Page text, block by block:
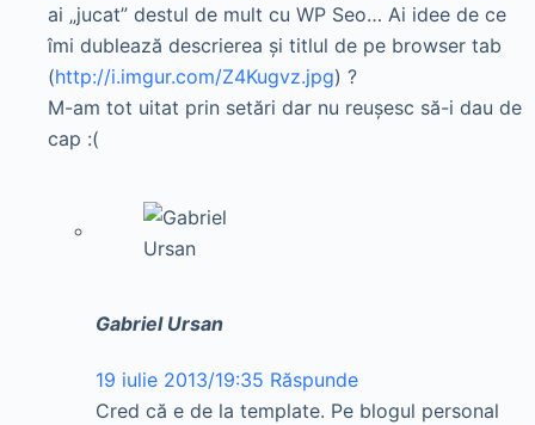
ai „jucat” destul de mult cu WP Seo… Ai idee de ce
îmi dublează descrierea și titlul de pe browser tab
(http://i.imgur.com/Z4Kugvz.jpg) ?
M-am tot uitat prin setări dar nu reușesc să-i dau de
cap :(
Gabriel Ursan
19 iulie 2013/19:35 Răspunde
Cred că e de la template. Pe blogul personal